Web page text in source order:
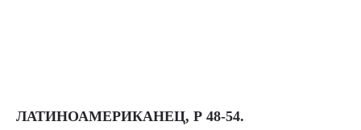
ЛАТИНОАМЕРИКАНЕЦ, Р 48-54.